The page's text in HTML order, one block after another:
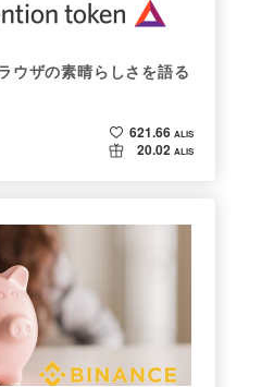
ウザの素晴らしさを語る
621.66 ALIS
20.02 ALIS